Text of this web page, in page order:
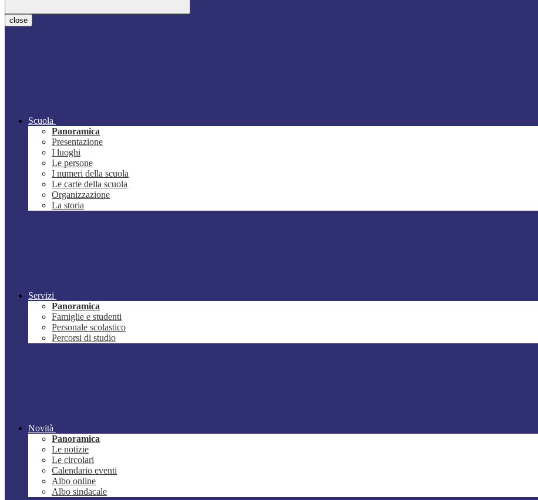
close
Scuola
Panoramica
Presentazione
I luoghi
Le persone
I numeri della scuola
Le carte della scuola
Organizzazione
La storia
Servizi
Panoramica
Famiglie e studenti
Personale scolastico
Percorsi di studio
Novità
Panoramica
Le notizie
Le circolari
Calendario eventi
Albo online
Albo sindacale